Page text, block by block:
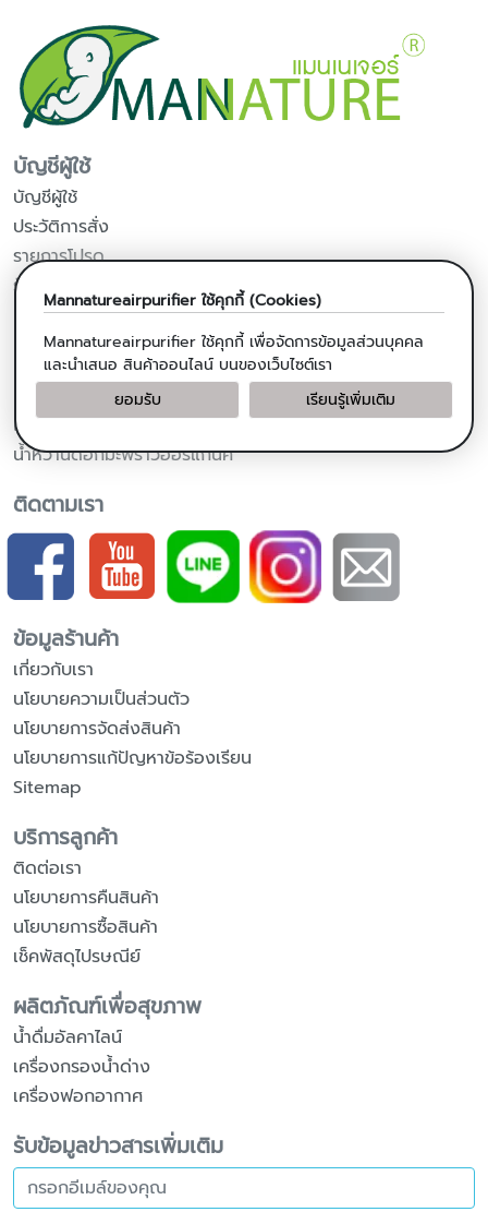
บัญชีผู้ใช้
บัญชีผู้ใช้
ประวัติการสั่ง
รายการโปรด
รับข่าวสารจากร้านค้า
ผลิตภัณฑ์จากมะพร้าว
น้ำมันมะพร้าวสกัดเย็น
น้ำมันมะพร้าวสำหรับปรุงอาหาร
แคปซูลน้ำมันมะพร้าวสกัดเย็น
น้ำหวานดอกมะพร้าวออร์แกนิค
ติดตามเรา
ข้อมูลร้านค้า
เกี่ยวกับเรา
นโยบายความเป็นส่วนตัว
นโยบายการจัดส่งสินค้า
นโยบายการแก้ปัญหาข้อร้องเรียน
Sitemap
บริการลูกค้า
ติดต่อเรา
นโยบายการคืนสินค้า
นโยบายการซื้อสินค้า
เช็คพัสดุไปรษณีย์
ผลิตภัณฑ์เพื่อสุขภาพ
น้ำดื่มอัลคาไลน์
เครื่องกรองน้ำด่าง
เครื่องฟอกอากาศ
รับข้อมูลข่าวสารเพิ่มเติม
Mannatureairpurifier ใช้คุกกี้ (Cookies)
Mannatureairpurifier ใช้คุกกี้ เพื่อจัดการข้อมูลส่วนบุคคล
และนำเสนอ สินค้าออนไลน์ บนของเว็บไซต์เรา
ยอมรับ
เรียนรู้เพิ่มเติม